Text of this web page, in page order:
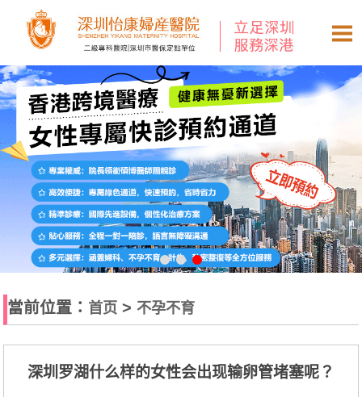
當前位置： 首页 > 不孕不育
深圳罗湖什么样的女性会出现输卵管堵塞呢？